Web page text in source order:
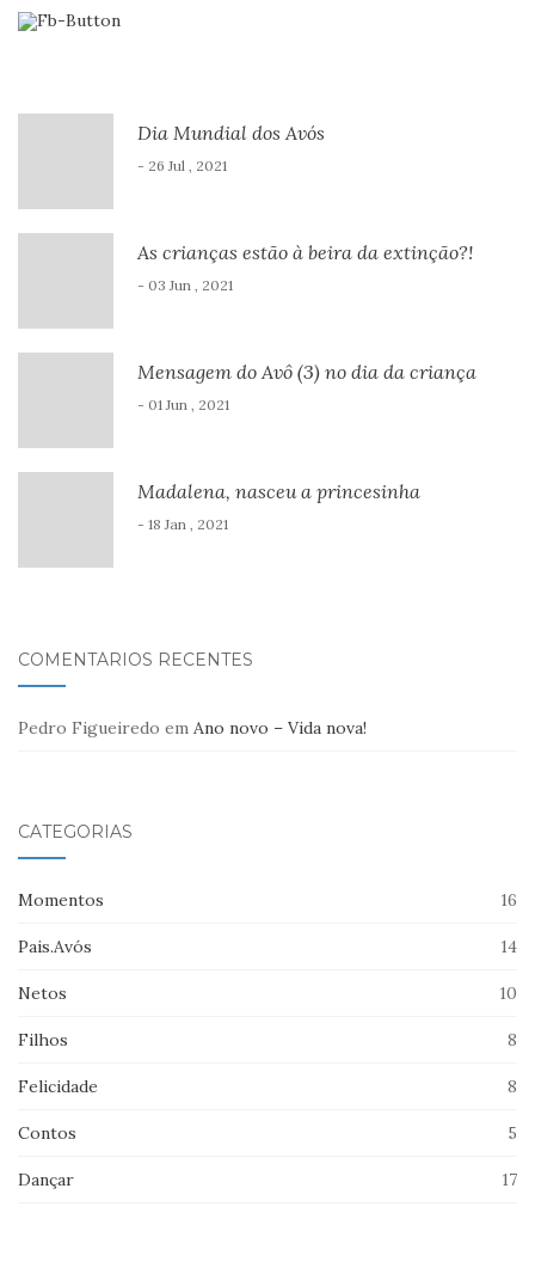
Dia Mundial dos Avós
- 26 Jul , 2021
As crianças estão à beira da extinção?!
- 03 Jun , 2021
Mensagem do Avô (3) no dia da criança
- 01 Jun , 2021
Madalena, nasceu a princesinha
- 18 Jan , 2021
COMENTÁRIOS RECENTES
Pedro Figueiredo em Ano novo – Vida nova!
CATEGORIAS
Momentos 16
Pais.Avós 14
Netos 10
Filhos 8
Felicidade 8
Contos 5
Dançar 17